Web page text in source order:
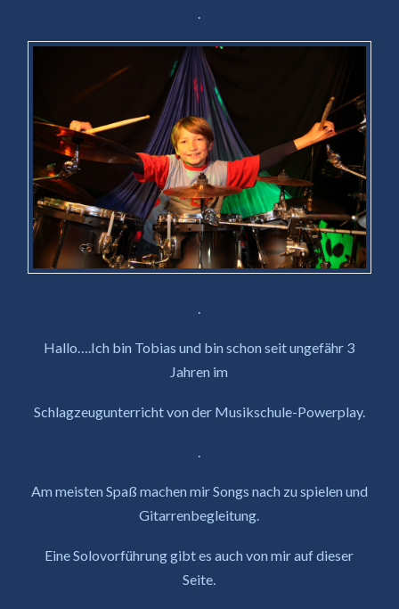
.
Hallo….Ich bin Tobias und bin schon seit ungefähr 3
Jahren im
Schlagzeugunterricht von der Musikschule-Powerplay.
Am meisten Spaß machen mir Songs nach zu spielen und
Gitarrenbegleitung.
Eine Solovorführung gibt es auch von mir auf dieser
Seite.